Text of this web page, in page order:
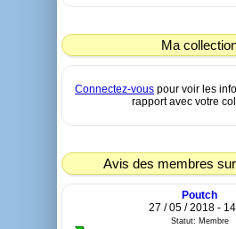
Ma
Connectez-vous pour voir les
rapport avec votre
Avis des membres
Poutch
27 / 05 / 2018 -
Statut: Membre